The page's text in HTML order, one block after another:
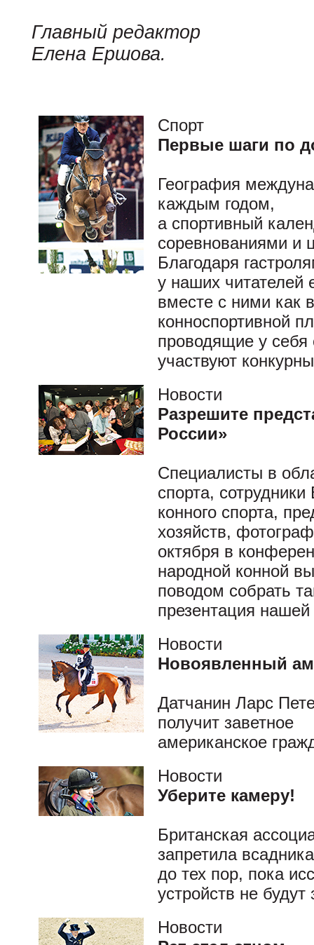
Главный редактор
Елена Ершова.
Спорт
Первые шаги по
География
каждым годом,
а спортивный
соревнованиями и
Благодаря
у наших читателей
вместе с ними как
конноспортивной
проводящие у себя
участвуют
Новости
Разрешите
России»
Специалисты в
спорта,
конного спорта,
хозяйств,
октября в
народной конной
поводом собрать
презентация
Новости
Новоявленный
Датчанин Ларс
получит заветное
американское
Новости
Уберите камеру!
Британская
запретила
до тех пор, пока
устройств не
Новости